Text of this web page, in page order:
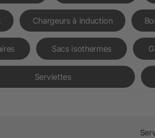
Chargeurs à induction
Sacs isothermes
Serviettes